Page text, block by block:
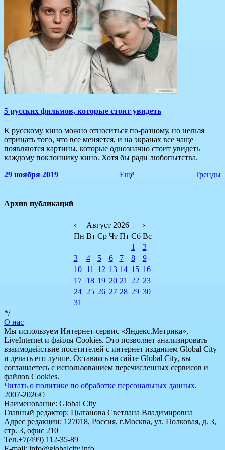
5 русских фильмов, которые стоит увидеть
К русскому кино можно относиться по-разному, но нельзя
отрицать того, что все меняется, и на экранах все чаще
появляются картины, которые однозначно стоит увидеть
каждому поклоннику кино. Хотя бы ради любопытства.
29 ноября 2019
Тренды
Ещё
Архив публикаций
‹ Август 2026
›
Пн Вт Ср Чт Пт Сб Вс
1
2
3
4 5 6 7 8
9
10
11 12 13 14 15 16
17
18 19 20 21 22 23
24
25 26 27 28 29 30
31
*/
О нас
Мы используем Интернет-сервис «Яндекс.Метрика»,
LiveInternet и файлы Cookies. Это позволяет анализировать
взаимодействие посетителей с интернет изданием Global City
и делать его лучше. Оставаясь на сайте Global City, вы
соглашаетесь с использованием перечисленных сервисов и
файлов Cookies.
Читать о политике по обработке персональных данных.
2007-2026©
Наименование: Global City
Главный редактор: Цыганова Светлана Владимировна
Адрес редакции: 127018, Россия, г.Москва, ул. Полковая, д. 3,
стр. 3, офис 210
Тел.+7(499) 112-35-89